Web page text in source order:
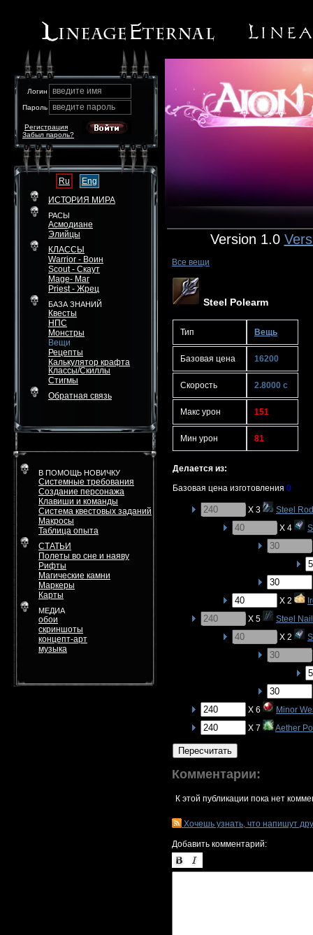
Логин введите имя
Пароль введите пароль
Забыл пароль?
Регистрация
Ru
Eng
ИСТОРИЯ МИРА
РАСЫ
Асмодиане
Элийцы
КЛАССЫ
Warrior - Воин
Scout - Скаут
Mage- Маг
Priest - Жрец
БАЗА ЗНАНИЙ
Квесты
НПС
Монстры
Вещи
Рецепты
Калькулятор крафта
Классы/Скиллы
Стигмы
Обратная связь
В ПОМОЩЬ НОВИЧКУ
Системные требования
Создание персонажа
Клавиши и команды
Система квестовых заданий
Макросы
Таблица опыта
СТАТЬИ
Полеты во сне и наяву
Рифты
Магические камни
Маркеры
Карты
МЕДИА
обои
скриншоты
концепт-арт
музыка
Version 1.0
Все вещи
Steel Polearm
Тип Вещь
Базовая цена 16200
Скорость 2.8000 с
Макс урон 151
Мин урон 81
Делается из:
Базовая цена изготовления 0
X 3
Steel Rod
X 4
X 2
X 5
Steel Nail
X 2
X 6
Minor
X 7
Aether
Пересчитать
Комментарии:
К этой публикации пока нет
Хочешь узнать, что напишут
Добавить комментарий: